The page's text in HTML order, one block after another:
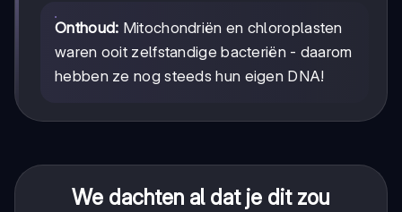
Onthoud: Mitochondriën en chloroplasten
waren ooit zelfstandige bacteriën - daarom
hebben ze nog steeds hun eigen DNA!
We dachten al dat je dit zou